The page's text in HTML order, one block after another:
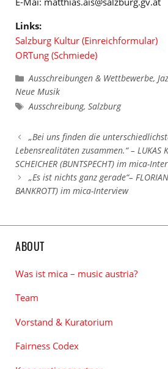
Links:
Salzburg Kultur (Einreichformular)
ORTung (Schmiede)
Kategorien
Ausschreibungen & Wettbewerbe,
Neue Musik
Schlagwörter
Ausschreibung,Salzburg
„Bei uns finden die
Lebensrealitäten zusammen.“ – LUKAS
SCHEICHER (BUNTSPECHT) im mica-
„Es ist nichts ganz gerade“–
BANKROTT) im mica-Interview
ABOUT
Was ist mica – music austria?
Team
Vorstand & Kuratorium
Fairness Codex